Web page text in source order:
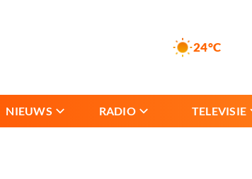
24°C
NIEUWS RADIO TELEVISIE